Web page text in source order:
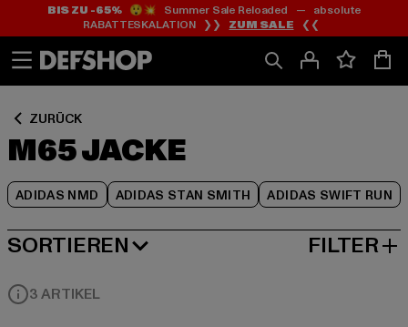
Zum
Inhalt
springen
Zum
Fußzeile
springen
BIS ZU -65%😲💥 Summer Sale Reloaded — absolute
RABATTESKALATION ❯❯ ZUM SALE ❮❮
ZURÜCK
M65 JACKE
ADIDAS NMD ADIDAS STAN SMITH ADIDAS SWIFT RUN
Zum
Produktraster
springen
SORTIEREN
BELIEBTESTE FILTER
3 ARTIKEL